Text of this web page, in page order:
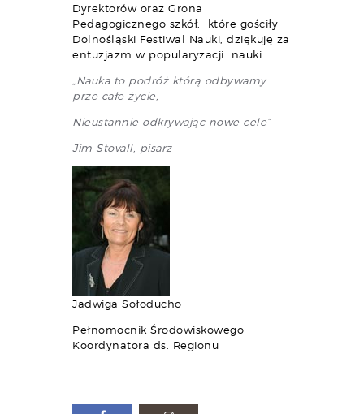
Dyrektorów oraz Grona
Pedagogicznego szkół, które gościły
Dolnośląski Festiwal Nauki, dziękuję za
entuzjazm w popularyzacji nauki.
„Nauka to podróż którą odbywamy
prze całe życie,
Nieustannie odkrywając nowe cele”
Jim Stovall, pisarz
Jadwiga Sołoducho
Pełnomocnik Środowiskowego
Koordynatora ds.
Regionu